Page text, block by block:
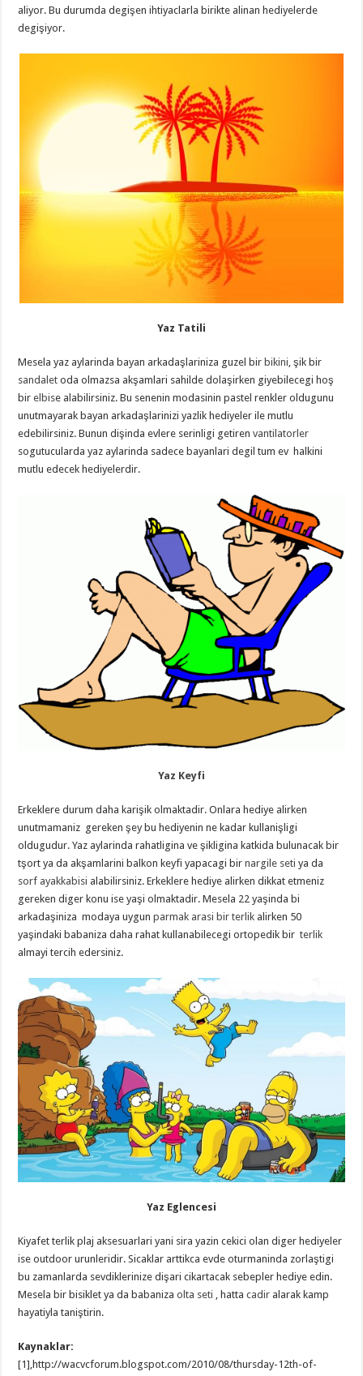
aliyor. Bu durumda degişen ihtiyaclarla birikte alinan hediyelerde
degişiyor.
Yaz Tatili
Mesela yaz aylarinda bayan arkadaşlariniza guzel bir bikini, şik bir
sandaletoda olmazsa akşamlari sahilde dolaşirken giyebilecegi hoş
bir elbise alabilirsiniz. Bu senenin modasinin pastel renkler oldugunu
unutmayarak bayan arkadaşlarinizi yazlik hediyeler ile mutlu
edebilirsiniz. Bunun dişinda evlere serinligi getirenvantilatorler
sogutucularda yaz aylarinda sadece bayanlari degil tum ev halkini
mutlu edecek hediyelerdir.
Yaz Keyfi
Erkeklere durum daha karişik olmaktadir. Onlara hediye alirken
unutmamaniz gereken şey bu hediyenin ne kadar kullanişligi
oldugudur. Yaz aylarinda rahatligina ve şikligina katkida bulunacak bir
tşort ya da akşamlarini balkon keyfi yapacagi bir nargile seti ya da
sorf ayakkabisi alabilirsiniz. Erkeklere hediye alirken dikkat etmeniz
gereken diger konu ise yaşi olmaktadir. Mesela 22 yaşinda bi
arkadaşiniza modaya uygun parmak arasi bir terlik alirken 50
yaşindaki babaniza daha rahat kullanabilecegi ortopedik bir terlik
almayi tercih edersiniz.
Yaz Eglencesi
Kiyafet terlik plaj aksesuarlari yani sira yazin cekici olan diger hediyeler
ise outdoor urunleridir. Sicaklar arttikca evde oturmaninda zorlaştigi
bu zamanlarda sevdiklerinize dişari cikartacak sebepler hediye edin.
Mesela bir bisiklet ya da babaniza olta seti , hatta cadir alarak kamp
hayatiyla taniştirin.
Kaynaklar:
[1],http://wacvcforum.blogspot.com/2010/08/thursday-12th-of-